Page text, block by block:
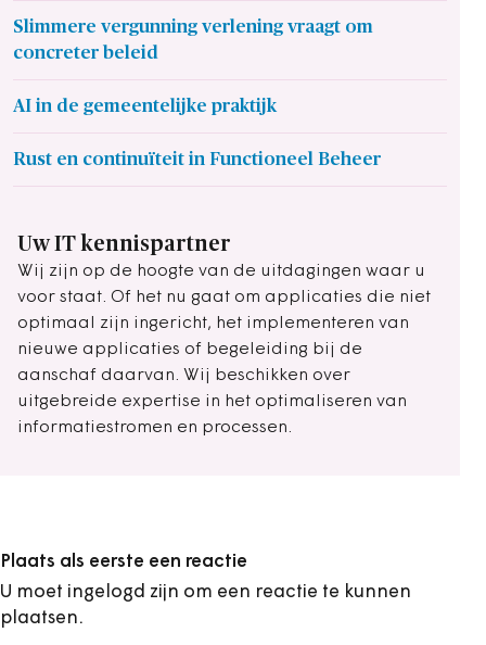
Slimmere vergunning verlening vraagt om
concreter beleid
AI in de gemeentelijke praktijk
Rust en continuïteit in Functioneel Beheer
Uw IT kennispartner
Wij zijn op de hoogte van de uitdagingen waar u
voor staat. Of het nu gaat om applicaties die niet
optimaal zijn ingericht, het implementeren van
nieuwe applicaties of begeleiding bij de
aanschaf daarvan. Wij beschikken over
uitgebreide expertise in het optimaliseren van
informatiestromen en processen.
Plaats als eerste een reactie
U moet ingelogd zijn om een reactie te kunnen
plaatsen.